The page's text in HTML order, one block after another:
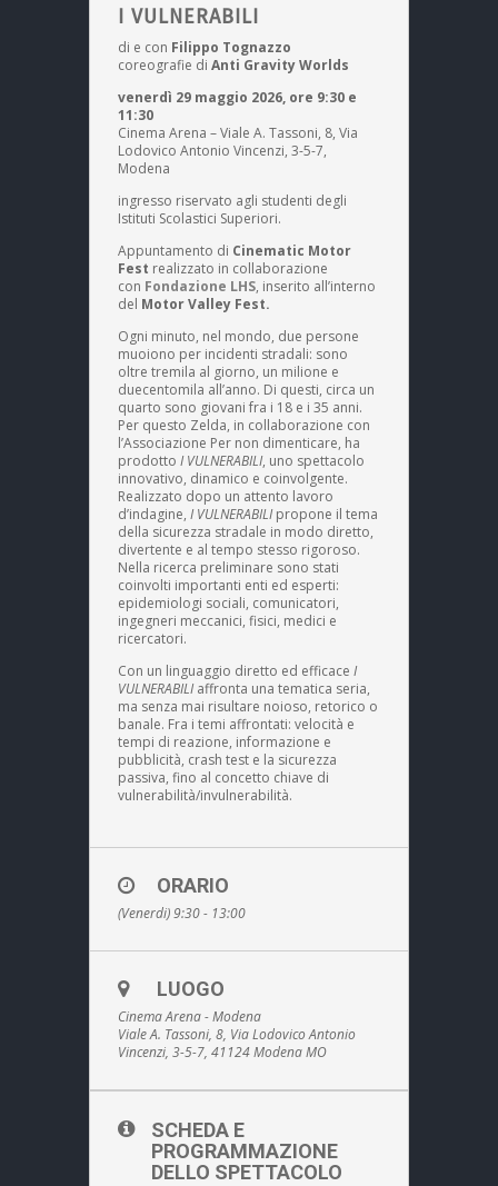
I VULNERABILI
di e con Filippo Tognazzo
coreografie di Anti Gravity Worlds
venerdì 29 maggio 2026, ore 9:30 e
11:30
Cinema Arena – Viale A. Tassoni, 8, Via
Lodovico Antonio Vincenzi, 3-5-7,
Modena
ingresso riservato agli studenti degli
Istituti Scolastici Superiori.
Appuntamento di Cinematic Motor
Fest realizzato in collaborazione
con Fondazione LHS, inserito all’interno
del Motor Valley Fest.
Ogni minuto, nel mondo, due persone
muoiono per incidenti stradali: sono
oltre tremila al giorno, un milione e
duecentomila all’anno. Di questi, circa un
quarto sono giovani fra i 18 e i 35 anni.
Per questo Zelda, in collaborazione con
l’Associazione Per non dimenticare, ha
prodotto I VULNERABILI, uno spettacolo
innovativo, dinamico e coinvolgente.
Realizzato dopo un attento lavoro
d’indagine, I VULNERABILIpropone il tema
della sicurezza stradale in modo diretto,
divertente e al tempo stesso rigoroso.
Nella ricerca preliminare sono stati
coinvolti importanti enti ed esperti:
epidemiologi sociali, comunicatori,
ingegneri meccanici, fisici, medici e
ricercatori.
Con un linguaggio diretto ed efficace I
VULNERABILIaffronta una tematica seria,
ma senza mai risultare noioso, retorico o
banale. Fra i temi affrontati: velocità e
tempi di reazione, informazione e
pubblicità, crash test e la sicurezza
passiva, fino al concetto chiave di
vulnerabilità/invulnerabilità.
ORARIO
(Venerdi) 9:30 - 13:00
LUOGO
Cinema Arena - Modena
Viale A. Tassoni, 8, Via Lodovico Antonio
Vincenzi, 3-5-7, 41124 Modena MO
SCHEDA E
PROGRAMMAZIONE
DELLO SPETTACOLO